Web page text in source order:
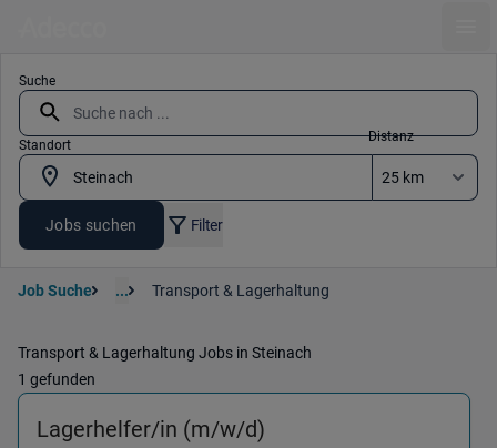
Suche
Standort
Distanz
Jobs suchen Filter
Job Suche ... Transport & Lagerhaltung
Transport & Lagerhaltung Jobs in Steinach
1 gefunden
Lagerhelfer/in (m/w/d)